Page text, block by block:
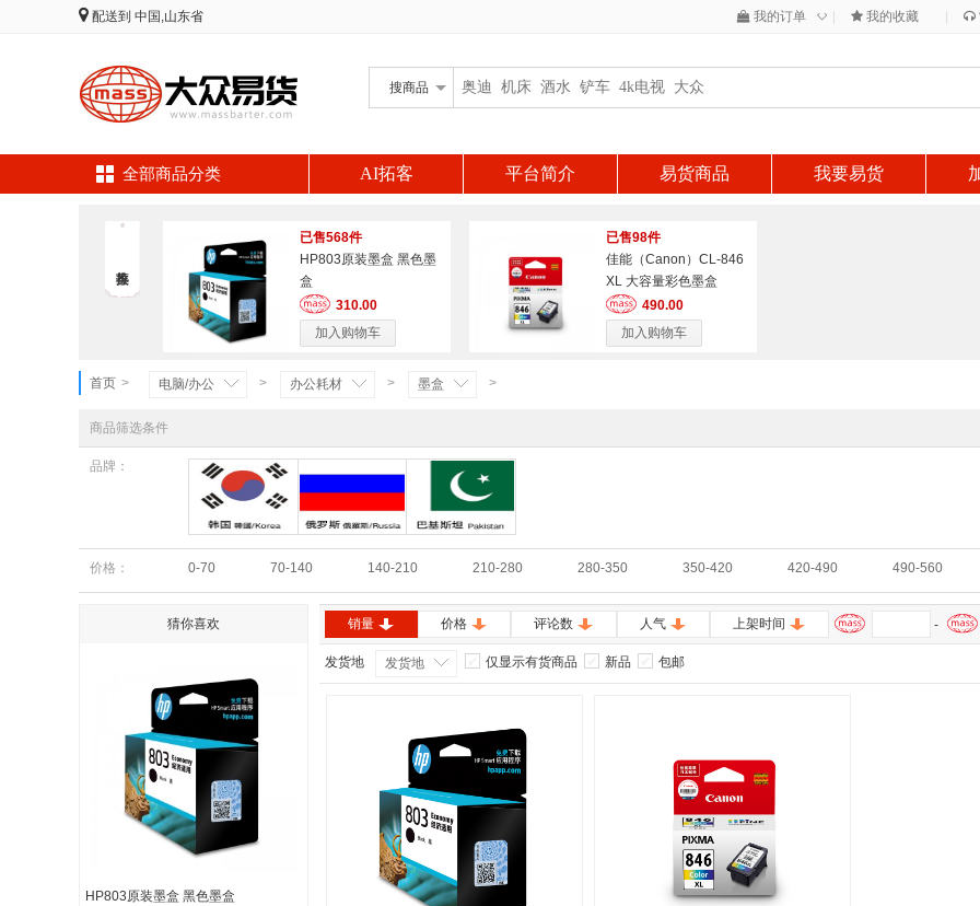
配送到 中国,山东省 我的订单 ◇ 我的收藏
搜商品
全部商品分类 AI拓客 平台简介 易货商品 我要易货
已售568件
HP803原装墨盒 黑色墨
盒
310.00
加入购物车
已售98件
佳能（Canon）CL-846
XL 大容量彩色墨盒
490.00
加入购物车
首页 > 电脑/办公 > 办公耗材 > 墨盒 >
商品筛选条件
品牌：
韩国 俄罗斯 巴基斯坦
价格： 0-70 70-140 140-210 210-280 280-350 350-420 420-490 490-560
猜你喜欢
HP803原装墨盒 黑色墨盒
销量 价格 评论数 人气 上架时间 -
发货地 发货地 仅显示有货商品 新品 包邮